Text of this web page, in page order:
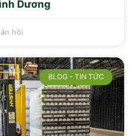
Dương
hồi
BLOG - TIN TỨC